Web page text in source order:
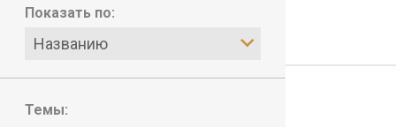
Показать по:
Названию
Темы: